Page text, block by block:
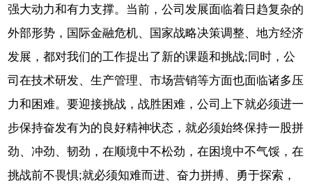
强大动力和有力支撑。当前，公司发展面临着日趋复杂的
外部形势，国际金融危机、国家战略决策调整、地方经济
发展，都对我们的工作提出了新的课题和挑战;同时，公
司在技术研发、生产管理、市场营销等方面也面临诸多压
力和困难。要迎接挑战，战胜困难，公司上下就必须进一
步保持奋发有为的良好精神状态，就必须始终保持一股拼
劲、冲劲、韧劲，在顺境中不松劲，在困境中不气馁，在
挑战前不畏惧;就必须知难而进、奋力拼搏、勇于探索，